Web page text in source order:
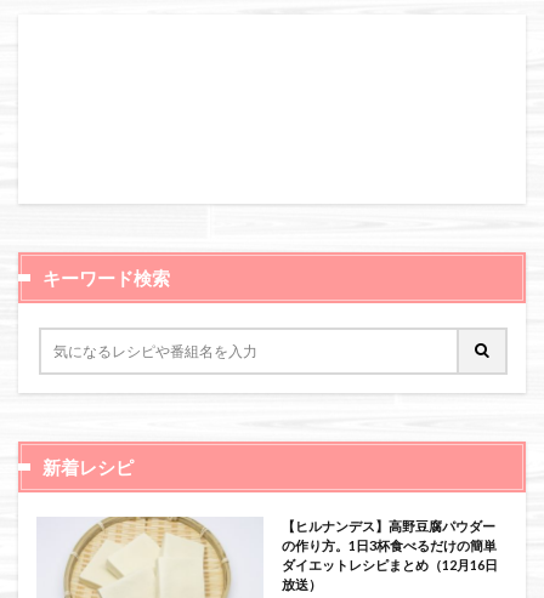
キーワード検索
新着レシピ
【ヒルナンデス】高野豆腐パウダー
の作り方。1日3杯食べるだけの簡単
ダイエットレシピまとめ（12月16日
放送）